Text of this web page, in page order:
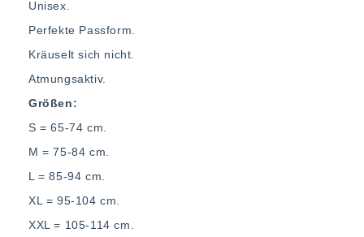
Unisex.
Perfekte Passform.
Kräuselt sich nicht.
Atmungsaktiv.
Größen:
S = 65-74 cm.
M = 75-84 cm.
L = 85-94 cm.
XL = 95-104 cm.
XXL = 105-114 cm.